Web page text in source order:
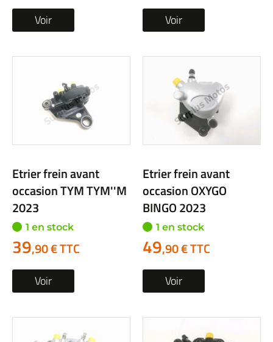
Voir Voir
Etrier frein avant
occasion TYM TYM''M
2023
1 en stock
39,90 € TTC
Voir
Etrier frein avant
occasion OXYGO
BINGO 2023
1 en stock
49,90 € TTC
Voir